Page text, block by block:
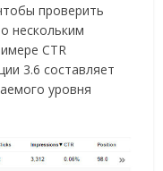
проверить
нескольким
CTR
3.6 составляет
уровня